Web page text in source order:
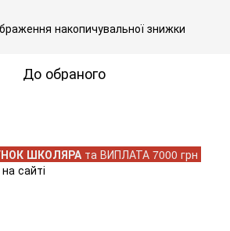
накопичувальної знижки
До обраного
ШКОЛЯРА та ВИПЛАТА 7000 грн
сайті